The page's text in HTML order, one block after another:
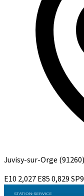
Juvisy-sur-Orge (91260)
E10 2,027E850,829